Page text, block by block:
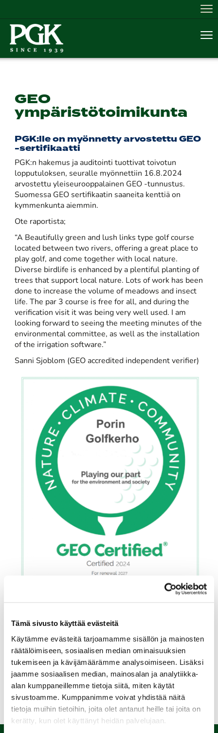
Tämä sivusto käyttää evästeitä
Käytämme evästeitä tarjoamamme sisällön ja mainosten
räätälöimiseen, sosiaalisen median ominaisuuksien
tukemiseen ja kävijämäärämme analysoimiseen. Lisäksi
jaamme sosiaalisen median, mainosalan ja analytiikka-
alan kumppaneillemme tietoja siitä, miten käytät
sivustoamme. Kumppanimme voivat yhdistää näitä
tietoja muihin tietoihin, joita olet antanut heille tai joita on
kerätty, kun olet käyttänyt heidän palvelujaan.
GEO
ympäristötoimikunta
PGK:lle on myönnetty arvostettu GEO
-sertifikaatti
PGK:n hakemus ja auditointi tuottivat toivotun
lopputuloksen, seuralle myönnettiin 16.8.2024
arvostettu yleiseurooppalainen GEO -tunnustus.
Suomessa GEO sertifikaatin saaneita kenttiä on
kymmenkunta aiemmin.
Ote raportista;
“A Beautifully green and lush links type golf course
located between two rivers, offering a great place to
play golf, and come together with local nature.
Diverse birdlife is enhanced by a plentiful planting of
trees that support local nature. Lots of work has been
done to increase the volume of meadows and insect
life. The par 3 course is free for all, and during the
verification visit it was being very well used. I am
looking forward to seeing the meeting minutes of the
environmental committee, as well as the installation
of the irrigation software.”
Sanni Sjoblom (GEO accredited independent verifier)
lue lisää hakuprosessista täältä